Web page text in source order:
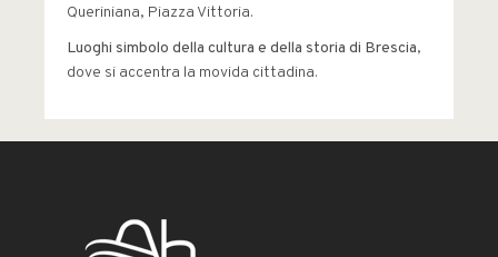
Queriniana, Piazza Vittoria.
Luoghi simbolo della cultura e della storia di Brescia,
dove si accentra la movida cittadina.